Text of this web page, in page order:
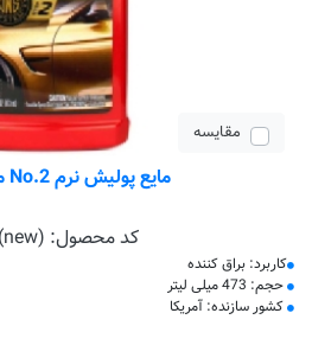
مقایسه
مایع پولیش نرم No.2 مادرز NEW
کد محصول:
کاربرد: براق کننده
حجم: 473 میلی لیتر
کشور سازنده: آمریکا